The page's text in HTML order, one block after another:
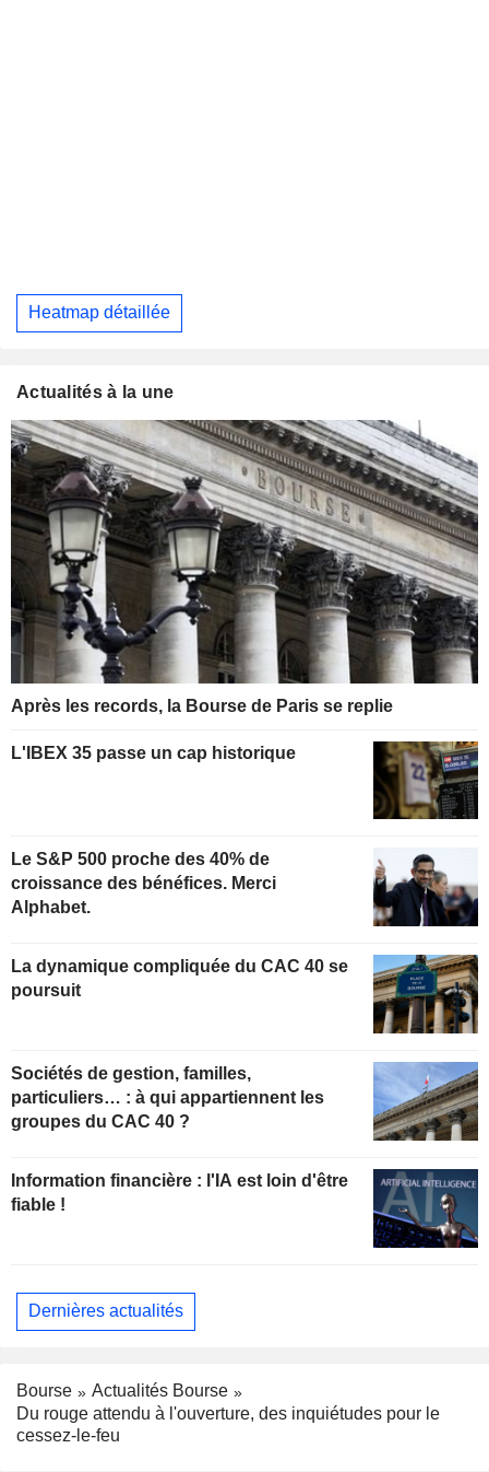
Heatmap détaillée
Actualités à la une
Après les records, la Bourse de Paris se replie
L'IBEX 35 passe un cap historique
Le S&P 500 proche des 40% de
croissance des bénéfices. Merci
Alphabet.
La dynamique compliquée du CAC 40 se
poursuit
Sociétés de gestion, familles,
particuliers… : à qui appartiennent les
groupes du CAC 40 ?
Information financière : l'IA est loin d'être
fiable !
Dernières actualités
Bourse
Actualités Bourse
Du rouge attendu à l'ouverture, des inquiétudes pour le
cessez-le-feu